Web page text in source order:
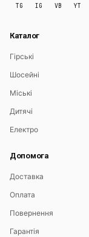
TG IG VB YT
Каталог
Гірські
Шосейні
Міські
Дитячі
Електро
Допомога
Доставка
Оплата
Повернення
Гарантія